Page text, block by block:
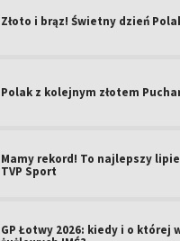
Złoto i brąz! Świetny dzień
Polak z kolejnym złotem
Mamy rekord! To najlepszy
TVP Sport
GP Łotwy 2026: kiedy i o której